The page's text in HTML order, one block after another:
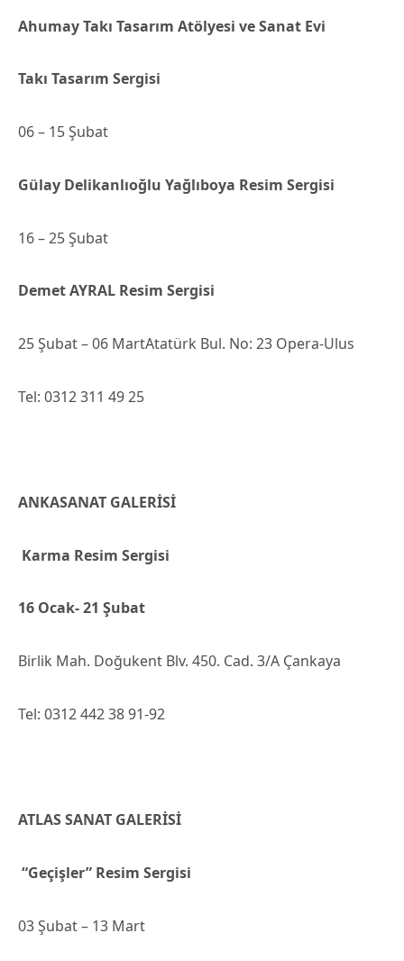
Ahumay Takı Tasarım Atölyesi ve Sanat Evi
Takı Tasarım Sergisi
06 – 15 Şubat
Gülay Delikanlıoğlu Yağlıboya Resim Sergisi
16 – 25 Şubat
Demet AYRAL Resim Sergisi
25 Şubat – 06 MartAtatürk Bul. No: 23 Opera-Ulus
Tel: 0312 311 49 25
ANKASANAT GALERİSİ
Karma Resim Sergisi
16 Ocak- 21 Şubat
Birlik Mah. Doğukent Blv. 450. Cad. 3/A Çankaya
Tel: 0312 442 38 91-92
ATLAS SANAT GALERİSİ
“Geçişler” Resim Sergisi
03 Şubat – 13 Mart